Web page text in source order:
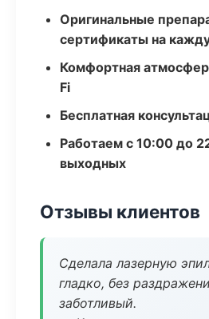
Оригинальные
сертификаты на
Комфортная
Fi
Бесплатная
Работаем с 10:00 до
выходных
Отзывы клиентов
Сделала лазерную
гладко, без
заботливый.